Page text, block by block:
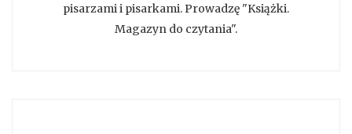
pisarzami i pisarkami. Prowadzę "Książki.
Magazyn do czytania".